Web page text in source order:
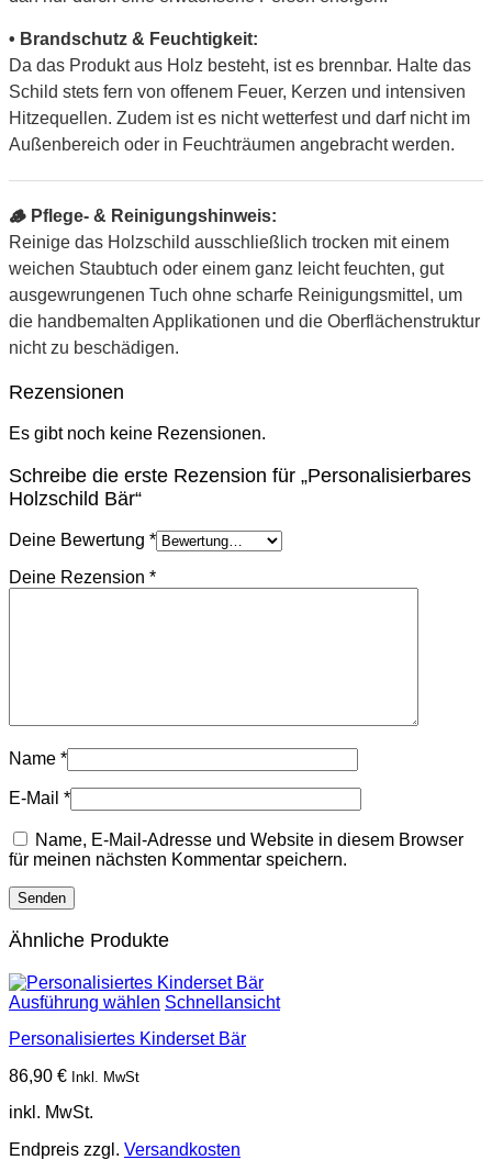
• Brandschutz & Feuchtigkeit:
Da das Produkt aus Holz besteht, ist es brennbar. Halte das
Schild stets fern von offenem Feuer, Kerzen und intensiven
Hitzequellen. Zudem ist es nicht wetterfest und darf nicht im
Außenbereich oder in Feuchträumen angebracht werden.
🪵 Pflege- & Reinigungshinweis:
Reinige das Holzschild ausschließlich trocken mit einem
weichen Staubtuch oder einem ganz leicht feuchten, gut
ausgewrungenen Tuch ohne scharfe Reinigungsmittel, um
die handbemalten Applikationen und die Oberflächenstruktur
nicht zu beschädigen.
Rezensionen
Es gibt noch keine Rezensionen.
Schreibe die erste Rezension für „Personalisierbares
Holzschild Bär“
Deine Bewertung *
Deine Rezension *
Name *
E-Mail *
Name, E-Mail-Adresse und Website in diesem Browser
für meinen nächsten Kommentar speichern.
Ähnliche Produkte
Ausführung wählen Schnellansicht
Personalisiertes Kinderset Bär
86,90 € Inkl. MwSt
inkl. MwSt.
Endpreis zzgl. Versandkosten